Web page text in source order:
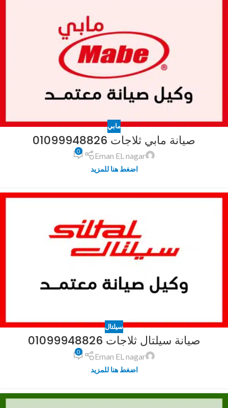
مابي
صيانة مابي ثلاجات 01099948826
Eman EL nagar
0
اضغط هنا للمزيد
سيلتال
صيانة سيلتال ثلاجات 01099948826
Eman EL nagar
0
اضغط هنا للمزيد